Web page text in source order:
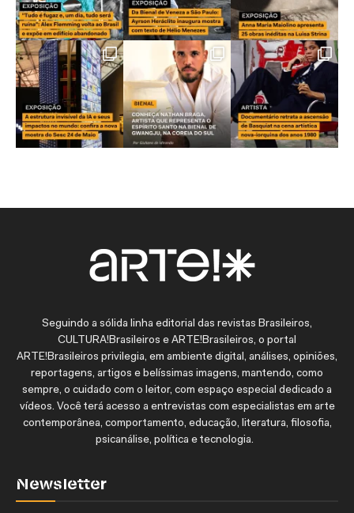
Seguindo a sólida linha editorial das revistas Brasileiros,
CULTURA!Brasileiros e ARTE!Brasileiros, o portal
ARTE!Brasileiros privilegia, em ambiente digital, análises, opiniões,
reportagens, artigos e belíssimas imagens, mantendo, como
sempre, o cuidado com o leitor, com espaço especial dedicado a
vídeos. Você terá acesso a entrevistas com especialistas em arte
contemporânea, comportamento, educação, literatura, filosofia,
psicanálise, política e tecnologia.
Newsletter